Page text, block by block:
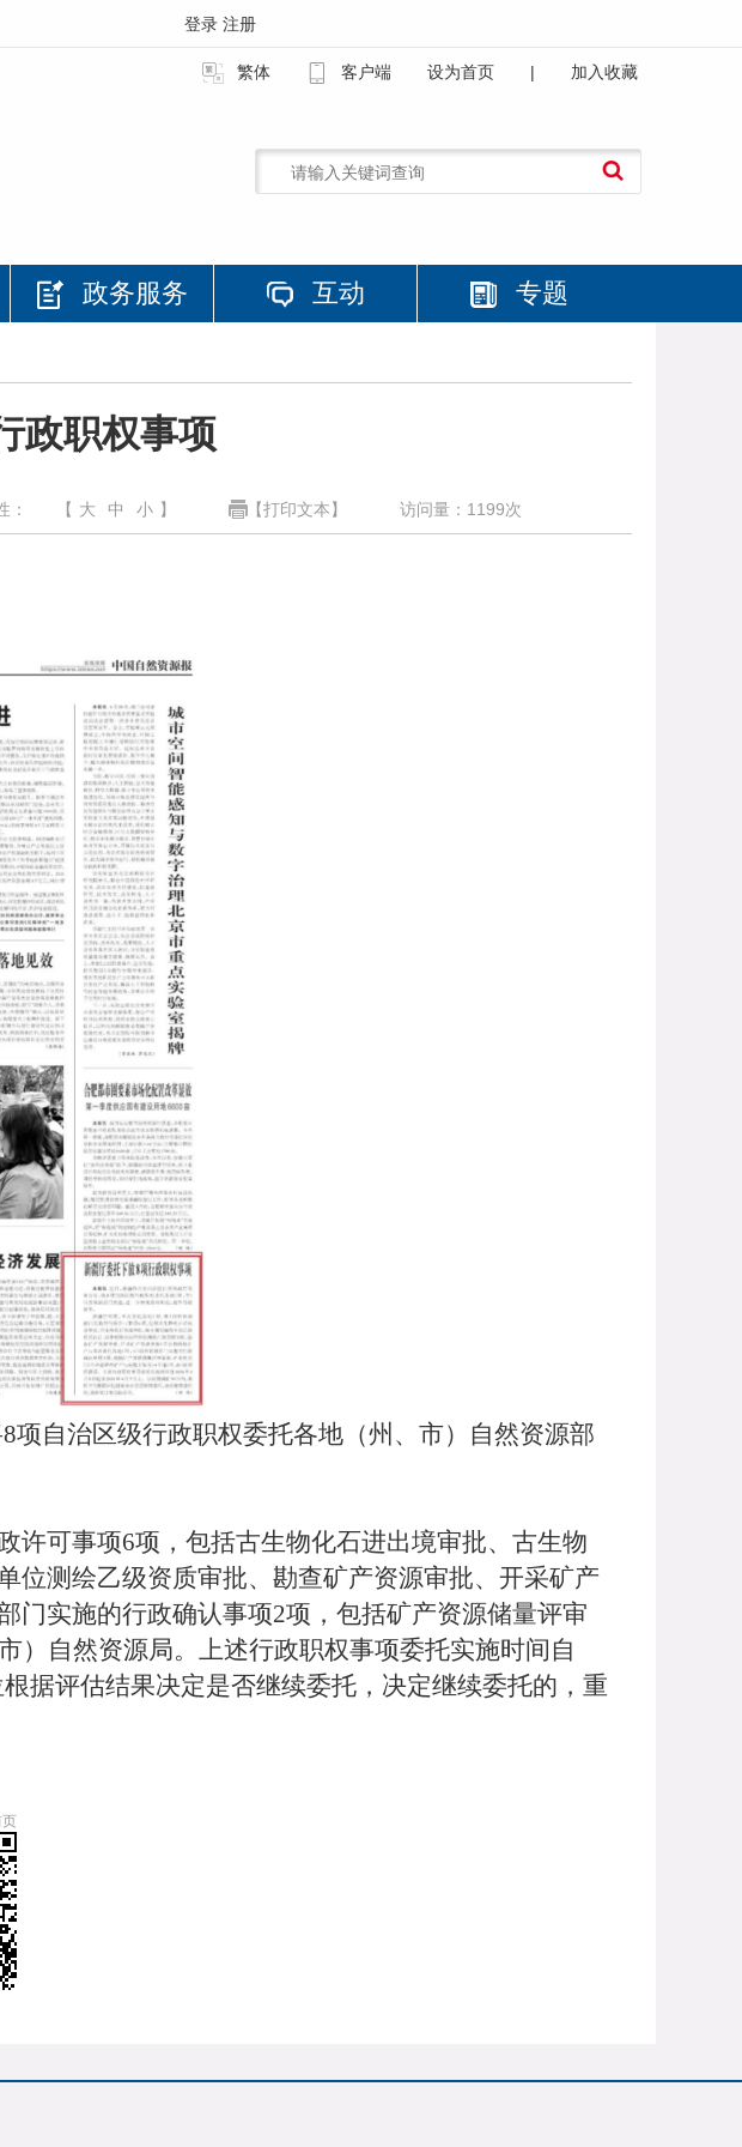
登录 注册
繁体 客户端 设为首页 | 加入收藏
政务服务 互动 专题
政职权事项
： 【 大 中 小 】 【打印文本】 访问量： 1199次
8项自治区级行政职权委托各地（州、市）自然资源部
许可事项6项，包括古生物化石进出境审批、古生物
位测绘乙级资质审批、勘查矿产资源审批、开采矿产
门实施的行政确认事项2项，包括矿产资源储量评审
）自然资源局。上述行政职权事项委托实施时间自
据评估结果决定是否继续委托，决定继续委托的，重